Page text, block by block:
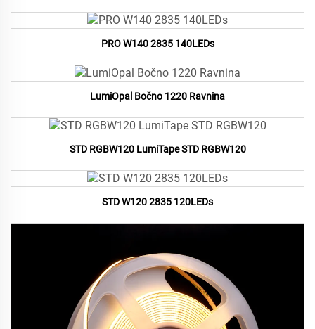
PRO W140 2835 140LEDs
LumiOpal Bočno 1220 Ravnina
STD RGBW120 LumiTape STD RGBW120
STD W120 2835 120LEDs